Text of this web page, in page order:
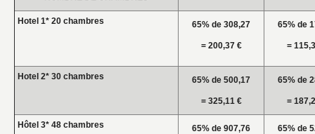
Hotel 1* 20 chambres 65% de 308,27
= 200,37 €
65% de
=
Hotel 2* 30 chambres 65% de 500,17
= 325,11 €
65% de
=
Hôtel 3* 48 chambres 65% de 907,76 65% de